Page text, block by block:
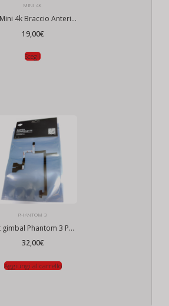
MINI 4K
Dji Mini 4k Braccio Anteriore
19,00€
Scegli
PHANTOM 3
Flat gimbal Phantom 3 PRO ADV
32,00€
Aggiungi al carrello